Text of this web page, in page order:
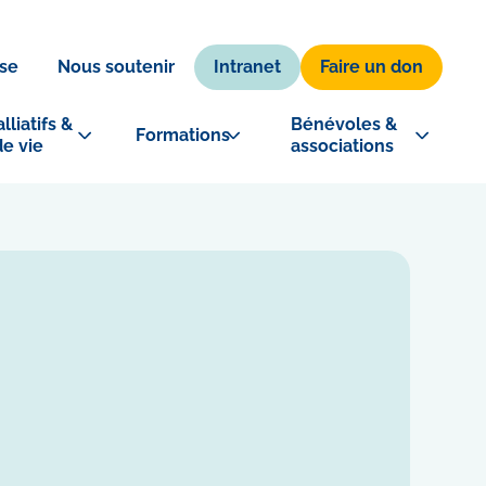
Nous soutenir Intranet Faire un don
&
vie
Formations
Bénévoles &
associations